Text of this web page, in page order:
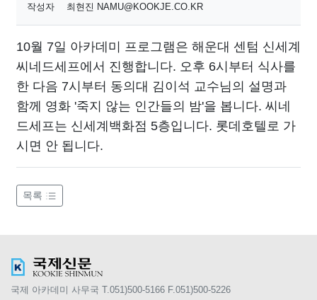
작성자
최현진 NAMU@KOOKJE.CO.KR
10월 7일 아카데미 프로그램은 해운대 센텀 신세계
씨네드세프에서 진행합니다. 오후 6시부터 식사를
한 다음 7시부터 동의대 김이석 교수님의 설명과
함께 영화 '죽지 않는 인간들의 밤'을 봅니다. 씨네
드세프는 신세계백화점 5층입니다. 롯데호텔로 가
시면 안 됩니다.
목록
국제 아카데미 사무국 T.051)500-5166 F.051)500-5226